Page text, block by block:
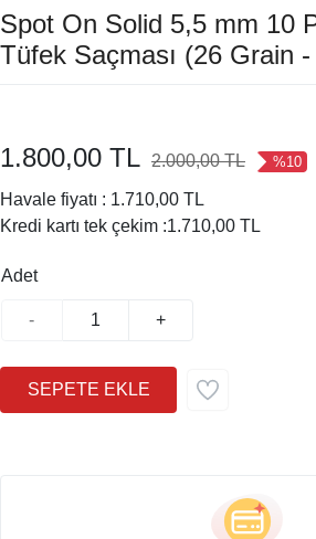
Spot On Solid 5,5 mm 10
Tüfek Saçması (26 Grain
1.800,00 TL 2.000,00 TL %10
Havale fiyatı : 1.710,00 TL
Kredi kartı tek çekim :1.710,00 TL
Adet
- +